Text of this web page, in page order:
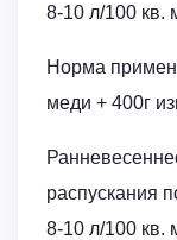
8-10 л/100 кв.
Норма
меди + 400г
распускания
8-10 л/100 кв.